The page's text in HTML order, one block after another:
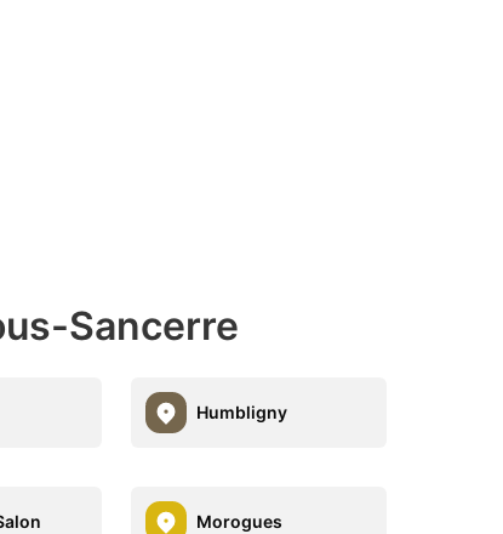
Sancerre
Humbligny
Morogues